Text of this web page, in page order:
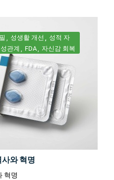
성생활 개선
성적 자
성관계 FDA 자신감 회복
와 혁명
혁명